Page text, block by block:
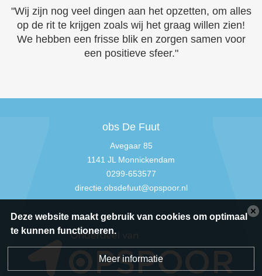
"Wij zijn nog veel dingen aan het opzetten, om alles
op de rit te krijgen zoals wij het graag willen zien!
We hebben een frisse blik en zorgen samen voor
een positieve sfeer."
obs De Fuut
Avegaar 85
1141 JL Monnickendam
0299-653577
directie.obsdefuut@opspoor.nl
Deze website maakt gebruik van cookies om optimaal
te kunnen functioneren.
Meer informatie